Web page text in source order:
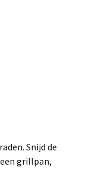
Snijd de
grillpan,